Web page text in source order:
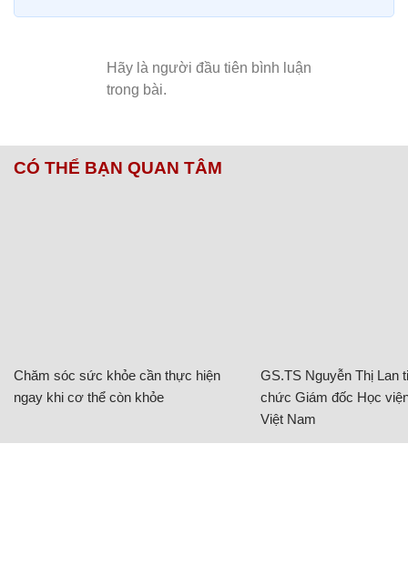
CÓ THỂ BẠN QUAN TÂM
Chăm sóc sức khỏe cần thực hiện
ngay khi cơ thể còn khỏe
GS.TS Nguyễn Thị Lan
chức Giám đốc Học
Việt Nam